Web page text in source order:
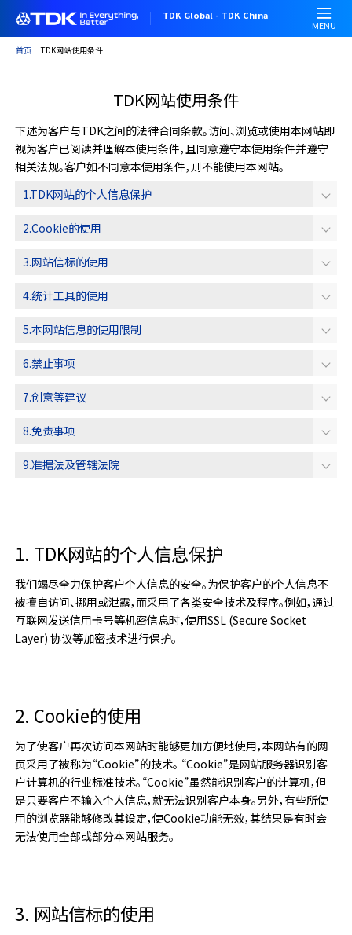
TDK Global - TDK China
MENU
首页 TDK网站使用条件
TDK网站使用条件
下述为客户与TDK之间的法律合同条款。访问、浏览或使用本网站即
视为客户已阅读并理解本使用条件，且同意遵守本使用条件并遵守
相关法规。客户如不同意本使用条件，则不能使用本网站。
1.TDK网站的个人信息保护
2.Cookie的使用
3.网站信标的使用
4.统计工具的使用
5.本网站信息的使用限制
6.禁止事项
7.创意等建议
8.免责事项
9.准据法及管辖法院
1. TDK网站的个人信息保护
我们竭尽全力保护客户个人信息的安全。为保护客户的个人信息不
被擅自访问、挪用或泄露，而采用了各类安全技术及程序。例如，通过
互联网发送信用卡号等机密信息时，使用SSL (Secure Socket
Layer) 协议等加密技术进行保护。
2. Cookie的使用
为了使客户再次访问本网站时能够更加方便地使用，本网站有的网
页采用了被称为“Cookie”的技术。 “Cookie”是网站服务器识别客
户计算机的行业标准技术。“Cookie”虽然能识别客户的计算机，但
是只要客户不输入个人信息，就无法识别客户本身。另外，有些所使
用的浏览器能够修改其设定，使Cookie功能无效，其结果是有时会
无法使用全部或部分本网站服务。
3. 网站信标的使用